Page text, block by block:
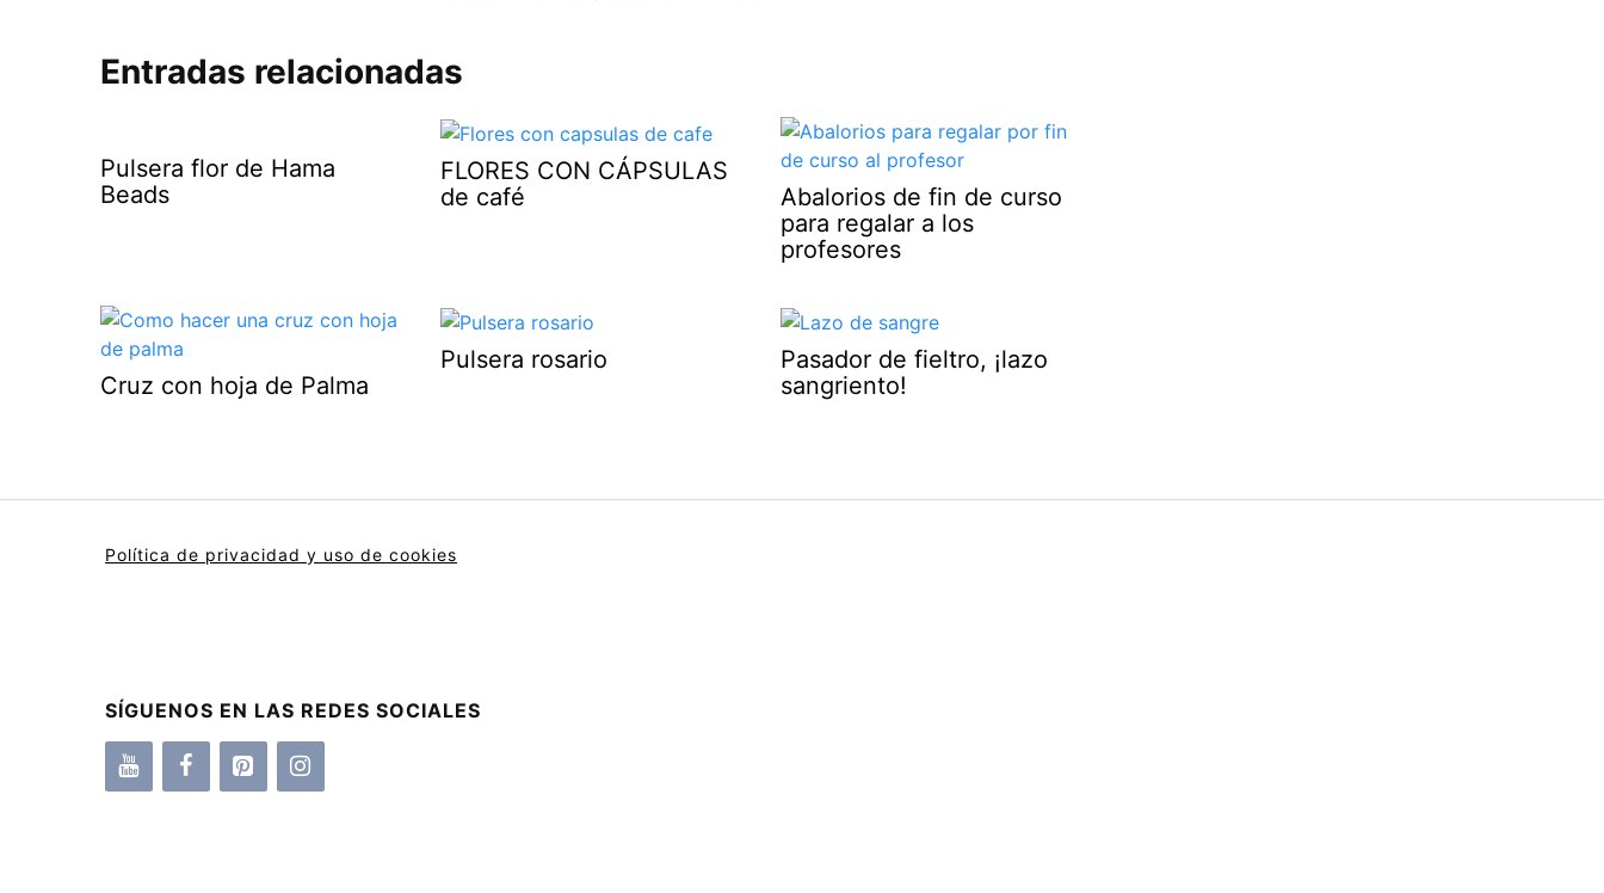
Entradas relacionadas
Pulsera flor de Hama
Beads
FLORES CON CÁPSULAS
de café
Abalorios de fin de curso
para regalar a los
profesores
Cruz con hoja de Palma
Pulsera rosario
Pasador de fieltro, ¡lazo
sangriento!
Política de privacidad y uso de cookies
SÍGUENOS EN LAS REDES SOCIALES